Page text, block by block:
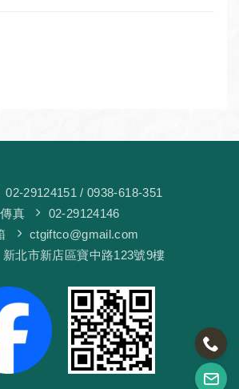
02-29124151 / 0938-618-351
傳真
02-29124146
ctgiftco@gmail.com
新北市新店區寶中路123號9樓